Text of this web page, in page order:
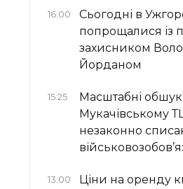
16:00
Сьогодні в
попрощалися із
захисником
Йорданом
15:25
Масштабні
Мукачівському
незаконно
13:00
Ціни на оренду